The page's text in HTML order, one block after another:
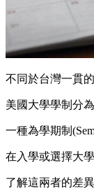
不同於台灣一貫
美國大學學制分為
一種為學期制
在入學或選擇大學
了解這兩者的差